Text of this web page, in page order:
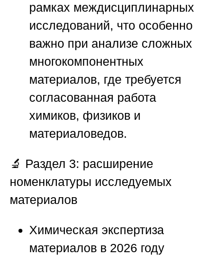
рамках междисциплинарных
исследований, что особенно
важно при анализе сложных
многокомпонентных
материалов, где требуется
согласованная работа
химиков, физиков и
материаловедов.
🔬 Раздел 3: расширение
номенклатуры исследуемых
материалов
Химическая экспертиза
материалов в 2026 году